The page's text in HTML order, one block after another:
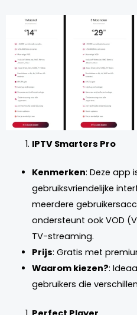
IPTV Smarters Pro
Kenmerken: Deze app
gebruiksvriendelijke
meerdere
ondersteunt ook VOD
TV-streaming.
Prijs: Gratis met
Waarom kiezen?:
gebruikers die